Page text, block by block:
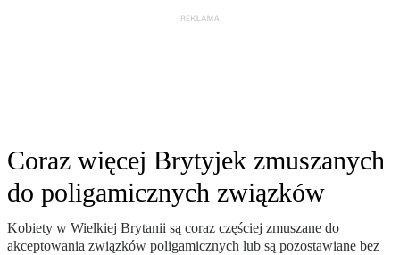
Coraz więcej Brytyjek zmuszanych
do poligamicznych związków
Kobiety w Wielkiej Brytanii są coraz częściej zmuszane do
akceptowania związków poligamicznych lub są pozostawiane bez